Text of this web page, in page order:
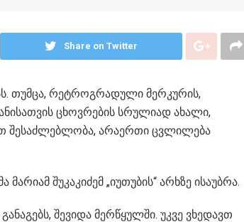
Share on Twitter
თუმცა, რეტროგრადული მერკურის,
ცხოვრების სრულიად ახალი,
შესაძლებლობა, არაერთი ცვლილება
შუკაკიძემ „იუთუბის“ არხზე ისაუბრა.
შევიდა მერწყულში. უკვე ვხედავთ